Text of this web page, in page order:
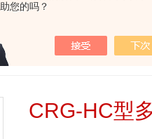
助您的吗？
首
CRG-HC型